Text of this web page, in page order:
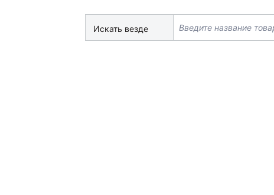
Искать везде